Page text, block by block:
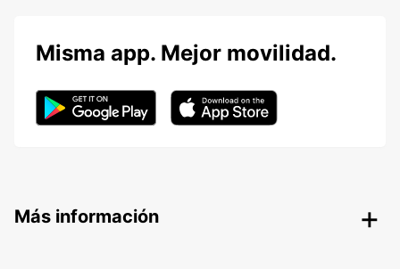
Misma app. Mejor movilidad.
Más información